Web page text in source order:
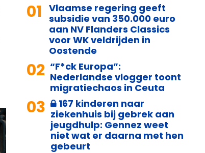
01 Vlaamse regering geeft
subsidie van 350.000 euro
aan NV Flanders Classics
voor WK veldrijden in
Oostende
02 “F*ck Europa”:
Nederlandse vlogger toont
migratiechaos in Ceuta
03
167 kinderen naar
ziekenhuis bij gebrek aan
jeugdhulp: Gennez weet
niet wat er daarna met hen
gebeurt